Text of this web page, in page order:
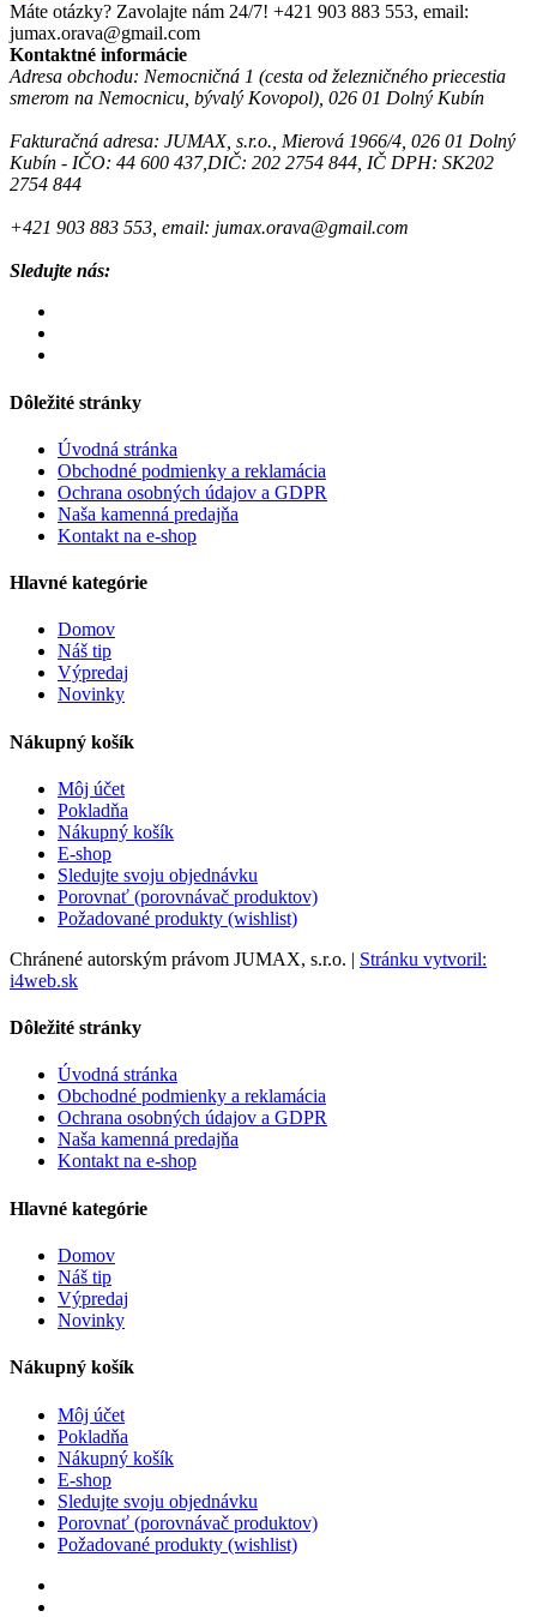
Máte otázky? Zavolajte nám 24/7! +421 903 883 553, email:
jumax.orava@gmail.com
Kontaktné informácie
Adresa obchodu: Nemocničná 1 (cesta od železničného priecestia
smerom na Nemocnicu, bývalý Kovopol), 026 01 Dolný Kubín
Fakturačná adresa: JUMAX, s.r.o., Mierová 1966/4, 026 01 Dolný
Kubín - IČO: 44 600 437,DIČ: 202 2754 844, IČ DPH: SK202
2754 844
+421 903 883 553, email: jumax.orava@gmail.com
Sledujte nás:
Dôležité stránky
Úvodná stránka
Obchodné podmienky a reklamácia
Ochrana osobných údajov a GDPR
Naša kamenná predajňa
Kontakt na e-shop
Hlavné kategórie
Domov
Náš tip
Výpredaj
Novinky
Nákupný košík
Môj účet
Pokladňa
Nákupný košík
E-shop
Sledujte svoju objednávku
Porovnať (porovnávač produktov)
Požadované produkty (wishlist)
Chránené autorským právom JUMAX, s.r.o. | Stránku vytvoril:
i4web.sk
Dôležité stránky
Úvodná stránka
Obchodné podmienky a reklamácia
Ochrana osobných údajov a GDPR
Naša kamenná predajňa
Kontakt na e-shop
Hlavné kategórie
Domov
Náš tip
Výpredaj
Novinky
Nákupný košík
Môj účet
Pokladňa
Nákupný košík
E-shop
Sledujte svoju objednávku
Porovnať (porovnávač produktov)
Požadované produkty (wishlist)